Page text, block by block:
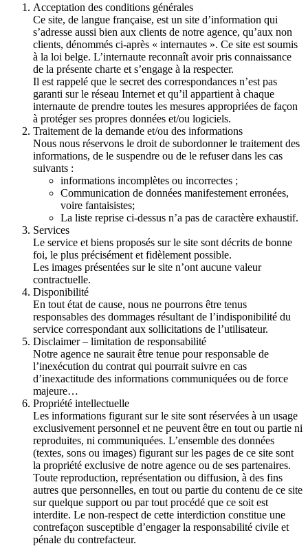
Acceptation des conditions générales
Ce site, de langue française, est un site d’information qui
s’adresse aussi bien aux clients de notre agence, qu’aux non
clients, dénommés ci-après « internautes ». Ce site est soumis
à la loi belge. L’internaute reconnaît avoir pris connaissance
de la présente charte et s’engage à la respecter.
Il est rappelé que le secret des correspondances n’est pas
garanti sur le réseau Internet et qu’il appartient à chaque
internaute de prendre toutes les mesures appropriées de façon
à protéger ses propres données et/ou logiciels.
Traitement de la demande et/ou des informations
Nous nous réservons le droit de subordonner le traitement des
informations, de le suspendre ou de le refuser dans les cas
suivants :
informations incomplètes ou incorrectes ;
Communication de données manifestement erronées,
voire fantaisistes;
La liste reprise ci-dessus n’a pas de caractère exhaustif.
Services
Le service et biens proposés sur le site sont décrits de bonne
foi, le plus précisément et fidèlement possible.
Les images présentées sur le site n’ont aucune valeur
contractuelle.
Disponibilité
En tout état de cause, nous ne pourrons être tenus
responsables des dommages résultant de l’indisponibilité du
service correspondant aux sollicitations de l’utilisateur.
Disclaimer – limitation de responsabilité
Notre agence ne saurait être tenue pour responsable de
l’inexécution du contrat qui pourrait suivre en cas
d’inexactitude des informations communiquées ou de force
majeure…
Propriété intellectuelle
Les informations figurant sur le site sont réservées à un usage
exclusivement personnel et ne peuvent être en tout ou partie ni
reproduites, ni communiquées. L’ensemble des données
(textes, sons ou images) figurant sur les pages de ce site sont
la propriété exclusive de notre agence ou de ses partenaires.
Toute reproduction, représentation ou diffusion, à des fins
autres que personnelles, en tout ou partie du contenu de ce site
sur quelque support ou par tout procédé que ce soit est
interdite. Le non-respect de cette interdiction constitue une
contrefaçon susceptible d’engager la responsabilité civile et
pénale du contrefacteur.